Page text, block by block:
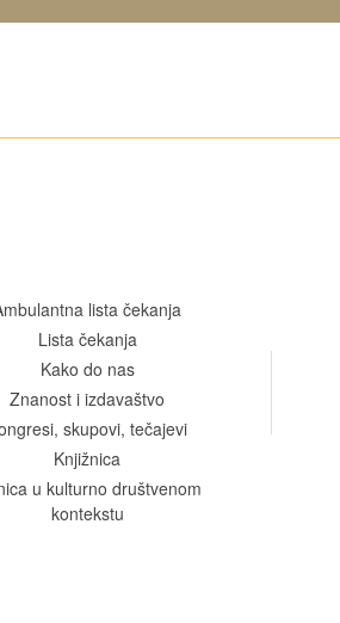
lista čekanja
Lista čekanja
Kako do nas
Znanost i izdavaštvo
skupovi, tečajevi
Knjižnica
u kulturno društvenom
kontekstu